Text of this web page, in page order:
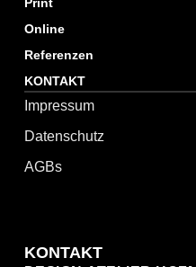
Online
Referenzen
KONTAKT
Impressum
Datenschutz
AGBs
KONTAKT